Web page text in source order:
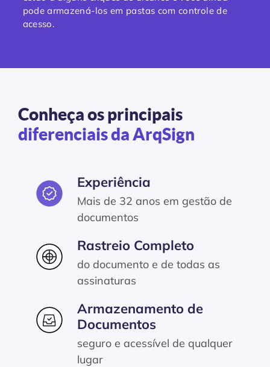
pode armazená-los em pastas com controle de
acesso.
Conheça os principais
diferenciais da ArqSign
Experiência
Mais de 32 anos em gestão de
documentos
Rastreio Completo
do documento e de todas as
assinaturas
Armazenamento de
Documentos
seguro e acessível de qualquer
lugar